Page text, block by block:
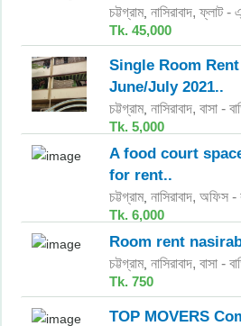
চট্টগ্রাম,নাসিরাবাদ, ফ্লাট -
Tk. 45,000
Single Room
June/July 2021..
চট্টগ্রাম,নাসিরাবাদ, বাসা -
Tk. 5,000
A food court
for rent..
চট্টগ্রাম,নাসিরাবাদ, অফিস -
Tk. 6,000
Room rent
চট্টগ্রাম,নাসিরাবাদ, বাসা -
Tk. 750
TOP MOVERS